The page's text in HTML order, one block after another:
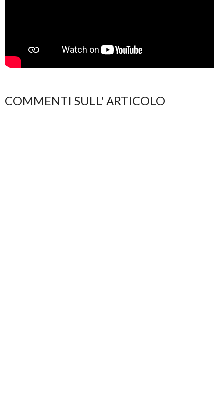
COMMENTI SULL' ARTICOLO